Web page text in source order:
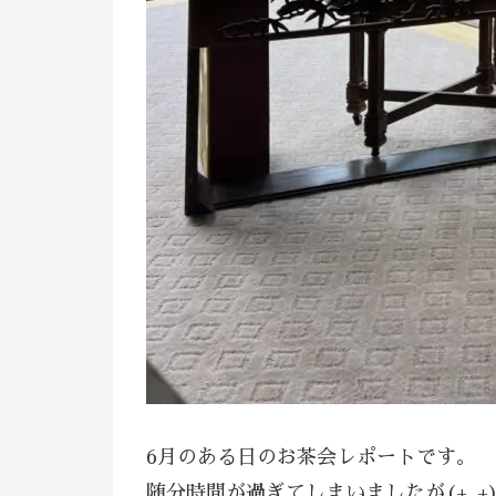
6月のある日のお茶会レポートです。